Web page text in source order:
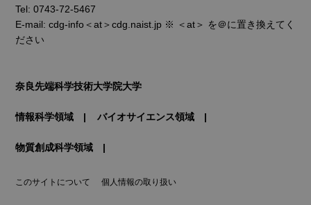
Tel: 0743-72-5467
E-mail: cdg-info＜at＞cdg.naist.jp ※ ＜at＞ を＠に置き換えてく
ださい
奈良先端科学技術大学院大学
情報科学領域 バイオサイエンス領域
物質創成科学領域
このサイトについて 個人情報の取り扱い